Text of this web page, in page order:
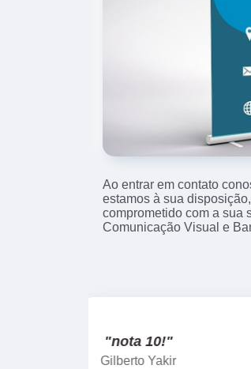
Ao entrar em contato
estamos à sua
comprometido com a sua
Comunicação Visual e
"Ótima qualidade!"
Laercio Viegas